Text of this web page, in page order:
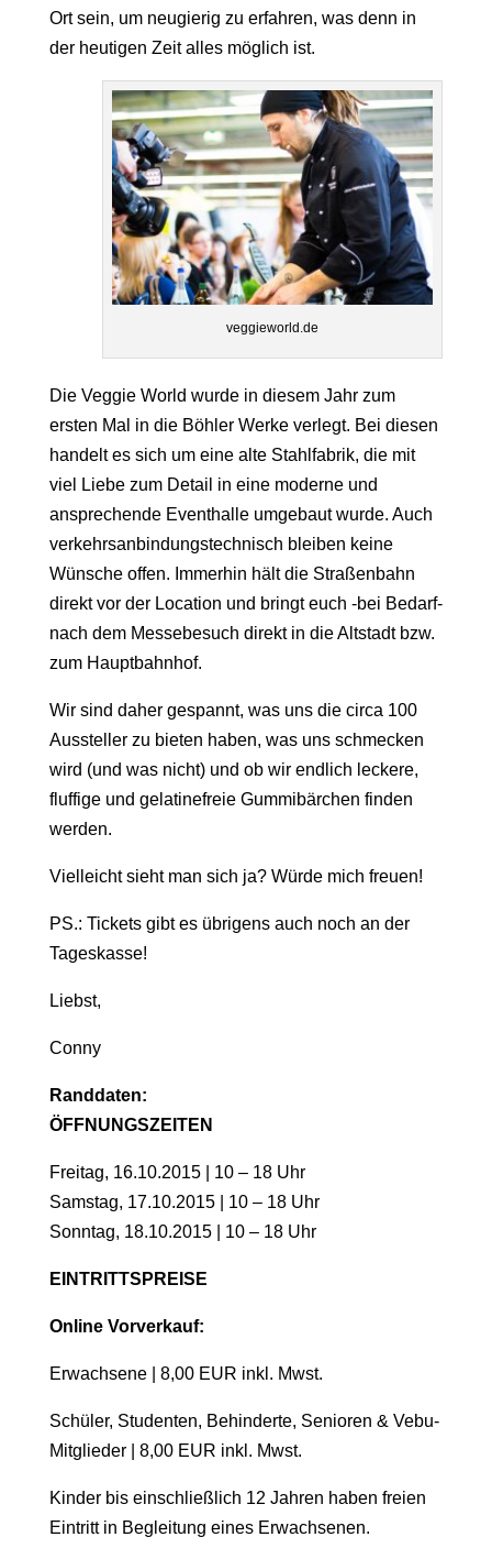
Ort sein, um neugierig zu erfahren, was denn in
der heutigen Zeit alles möglich ist.
veggieworld.de
Die Veggie World wurde in diesem Jahr zum
ersten Mal in die Böhler Werke verlegt. Bei diesen
handelt es sich um eine alte Stahlfabrik, die mit
viel Liebe zum Detail in eine moderne und
ansprechende Eventhalle umgebaut wurde. Auch
verkehrsanbindungstechnisch bleiben keine
Wünsche offen. Immerhin hält die Straßenbahn
direkt vor der Location und bringt euch -bei Bedarf-
nach dem Messebesuch direkt in die Altstadt bzw.
zum Hauptbahnhof.
Wir sind daher gespannt, was uns die circa 100
Aussteller zu bieten haben, was uns schmecken
wird (und was nicht) und ob wir endlich leckere,
fluffige und gelatinefreie Gummibärchen finden
werden.
Vielleicht sieht man sich ja? Würde mich freuen!
PS.: Tickets gibt es übrigens auch noch an der
Tageskasse!
Liebst,
Conny
Randdaten:
ÖFFNUNGSZEITEN
Freitag, 16.10.2015 | 10 – 18 Uhr
Samstag, 17.10.2015 | 10 – 18 Uhr
Sonntag, 18.10.2015 | 10 – 18 Uhr
EINTRITTSPREISE
Online Vorverkauf:
Erwachsene | 8,00 EUR inkl. Mwst.
Schüler, Studenten, Behinderte, Senioren & Vebu-
Mitglieder | 8,00 EUR inkl. Mwst.
Kinder bis einschließlich 12 Jahren haben freien
Eintritt in Begleitung eines Erwachsenen.